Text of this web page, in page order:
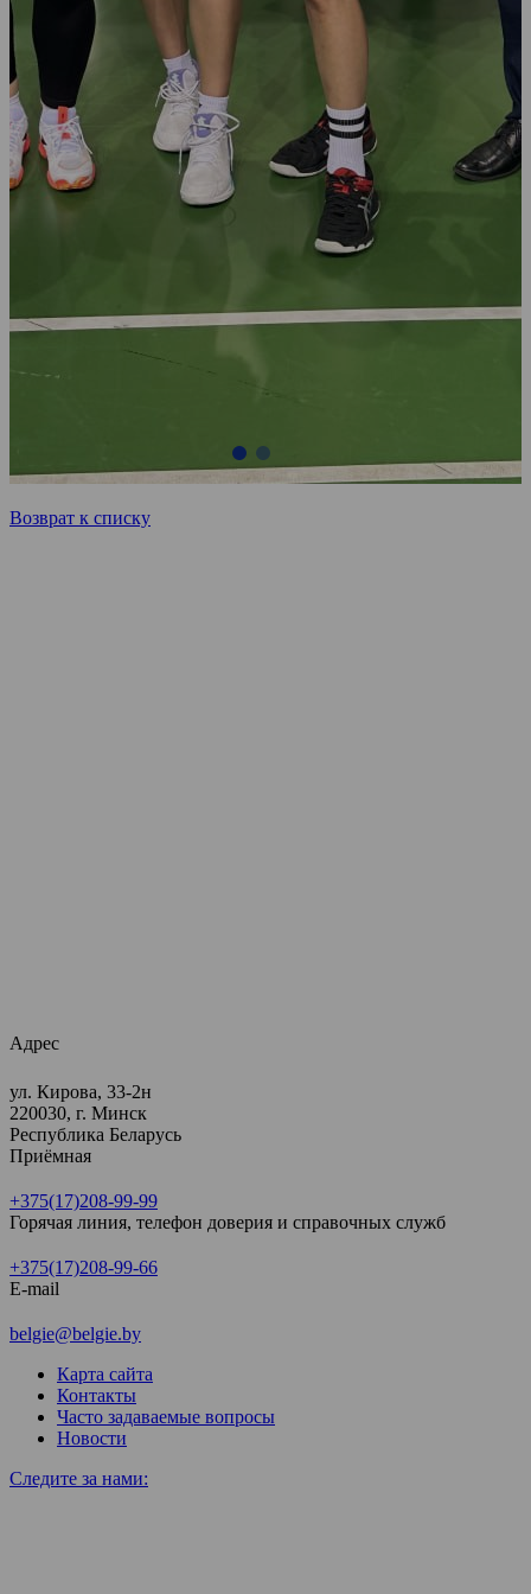
Возврат к списку
Адрес
ул. Кирова, 33-2н
220030, г. Минск
Республика Беларусь
Приёмная
+375(17)208-99-99
Горячая линия, телефон доверия и справочных служб
+375(17)208-99-66
E-mail
belgie@belgie.by
Карта сайта
Контакты
Часто задаваемые вопросы
Новости
Следите за нами: